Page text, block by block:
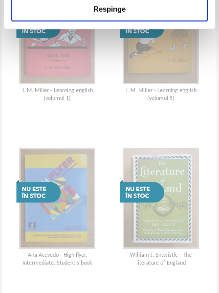
Respinge
J. M. Miller - Learning english
(volumul 1)
J. M. Miller - Learning english
(volumul 5)
Ana Acevedo - High flyer.
Intermediate. Student's book
William J. Entwistle - The
literature of England